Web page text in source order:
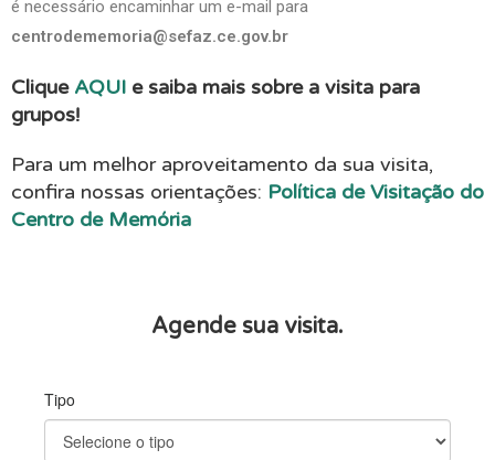
é necessário encaminhar um e-mail para
centrodememoria@sefaz.ce.gov.br
Clique AQUI e saiba mais sobre a visita para
grupos!
Para um melhor aproveitamento da sua visita,
confira nossas orientações: Política de Visitação do
Centro de Memória
Agende sua visita.
Tipo